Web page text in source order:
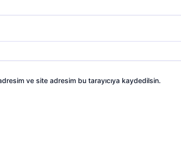
ve site adresim bu tarayıcıya kaydedilsin.